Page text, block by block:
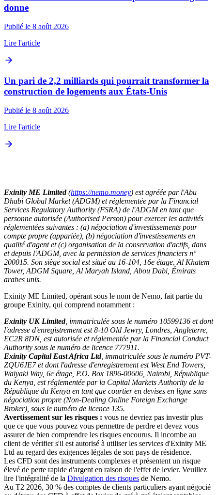
donne
Publié le 8 août 2026
Lire l'article
Un pari de 2,2 milliards qui pourrait transformer la
construction de logements aux États-Unis
Publié le 8 août 2026
Lire l'article
Exinity ME Limited(https://nemo.money) est agréée par l'Abu
Dhabi Global Market (ADGM) et réglementée par la Financial
Services Regulatory Authority (FSRA) de l'ADGM en tant que
personne autorisée (Authorised Person) pour exercer les activités
réglementées suivantes : (a) négociation d'investissements pour
compte propre (appariée), (b) négociation d'investissements en
qualité d'agent et (c) organisation de la conservation d'actifs, dans
et depuis l'ADGM, avec la permission de services financiers n°
200015. Son siège social est situé au 16-104, 16e étage, Al Khatem
Tower, ADGM Square, Al Maryah Island, Abou Dabi, Émirats
arabes unis.
Exinity ME Limited, opérant sous le nom de Nemo, fait partie du
groupe Exinity, qui comprend notamment :
Exinity UK Limited, immatriculée sous le numéro 10599136 et dont
l'adresse d'enregistrement est 8-10 Old Jewry, Londres, Angleterre,
EC2R 8DN, est autorisée et réglementée par la Financial Conduct
Authority sous le numéro de licence 777911.
Exinity Capital East Africa Ltd, immatriculée sous le numéro PVT-
ZQU6JE7 et dont l'adresse d'enregistrement est West End Towers,
Waiyaki Way, 6e étage, P.O. Box 1896-00606, Nairobi, République
du Kenya, est réglementée par la Capital Markets Authority de la
République du Kenya en tant que courtier en devises en ligne sans
négociation propre (Non-Dealing Online Foreign Exchange
Broker), sous le numéro de licence 135.
Avertissement sur les risques : vous ne devriez pas investir plus
que ce que vous pouvez vous permettre de perdre et devez vous
assurer de bien comprendre les risques encourus. Il incombe au
client de vérifier s'il est autorisé à utiliser les services d'Exinity ME
Ltd au regard des exigences légales de son pays de résidence.
Les CFD sont des instruments complexes et présentent un risque
élevé de perte rapide d'argent en raison de l'effet de levier. Veuillez
lire l'intégralité de la Divulgation des risques de Nemo.
Au T2 2026, 30 % des comptes de clients particuliers ayant négocié